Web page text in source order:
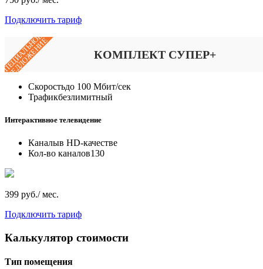
Подключить тариф
ПРЕДЛОЖЕНИЕ КОМПЛЕКТ СУПЕР+
Скоростьдо 100 Мбит/сек
Трафикбезлимитный
Интерактивное телевидение
Каналыв HD-качестве
Кол-во каналов130
399 руб./ мес.
Подключить тариф
Калькулятор стоимости
Тип помещения